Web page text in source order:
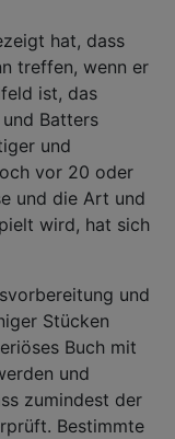
hat, dass
treffen, wenn er
ist, das
Batters
und
vor 20 oder
und die Art und
wird, hat sich
und
Stücken
Buch mit
und
zumindest der
Bestimmte